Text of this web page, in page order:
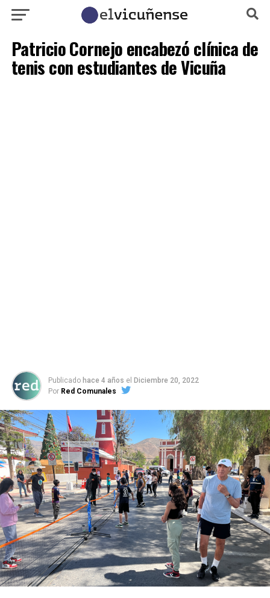
Patricio Cornejo encabezó clínica de
tenis con estudiantes de Vicuña
Publicado hace 4 años el Diciembre 20, 2022
Por Red Comunales